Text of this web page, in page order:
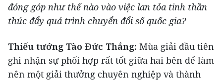
đóng góp như thế nào vào việc lan tỏa tinh thần
thúc đẩy quá trình chuyển đổi số quốc gia?
Thiếu tướng Tào Đức Thắng: Mùa giải đầu tiên
ghi nhận sự phối hợp rất tốt giữa hai bên để làm
nên một giải thưởng chuyên nghiệp và thành